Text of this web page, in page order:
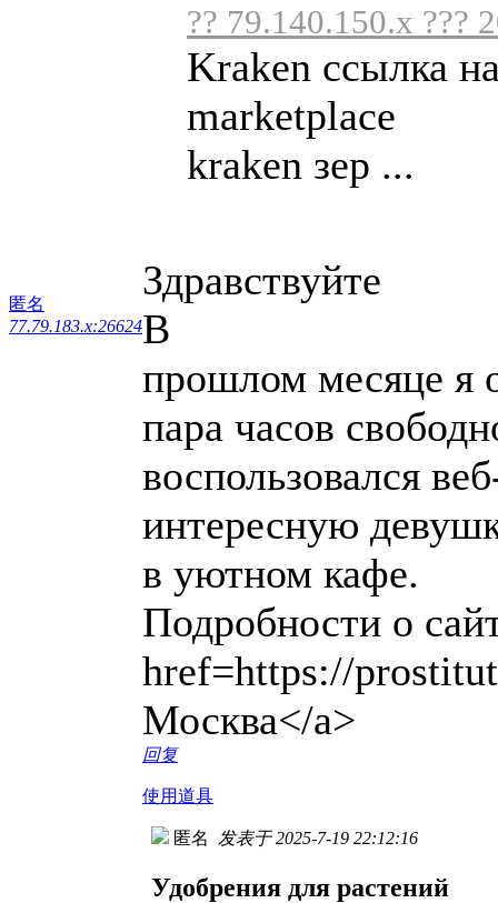
匿名
77.79.183.x:26624
?? 79.140.150.x ???
Kraken ссылка
marketplace
kraken зер ...
Здравствуйте
В
прошлом месяце я
пара часов
воспользовался
интересную
в уютном кафе.
Подробности о
href=https://
Москва</a>
回复
使用道具
匿名 发表于 2025-7-19 22:12:16
Удобрения для растений